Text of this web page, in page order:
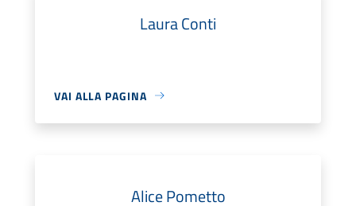
Laura Conti
VAI ALLA PAGINA
Alice Pometto